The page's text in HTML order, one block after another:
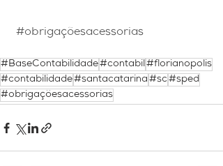
#obrigaçõesacessorias
#BaseContabilidade#contabil#florianopolis
#contabilidade#santacatarina #sc#sped
#obrigaçõesacessorias